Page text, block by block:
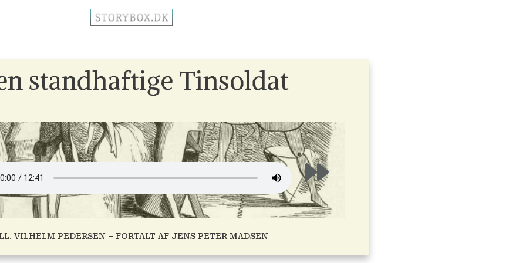
standhaftige Tinsoldat
VILHELM PEDERSEN – FORTALT AF JENS PETER MADSEN